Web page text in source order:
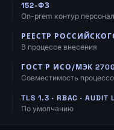
152-ФЗ
On-prem контур
РЕЕСТР
В процессе внесения
ГОСТ Р ИСО/МЭК
Совместимость
TLS 1.3 · RBAC · AUDIT
По умолчанию